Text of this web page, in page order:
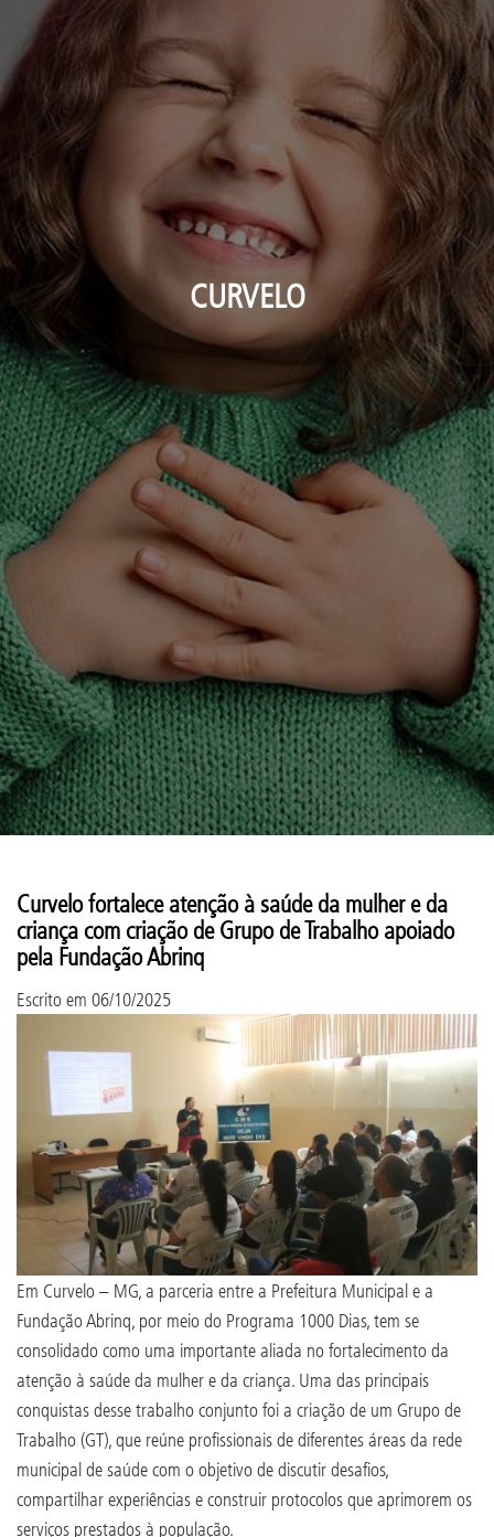
CURVELO
Curvelo fortalece atenção à saúde da mulher e da
criança com criação de Grupo de Trabalho apoiado
pela Fundação Abrinq
Escrito em 06/10/2025
Em Curvelo – MG, a parceria entre a Prefeitura Municipal e a
Fundação Abrinq, por meio do Programa 1000 Dias, tem se
consolidado como uma importante aliada no fortalecimento da
atenção à saúde da mulher e da criança. Uma das principais
conquistas desse trabalho conjunto foi a criação de um Grupo de
Trabalho (GT), que reúne profissionais de diferentes áreas da rede
municipal de saúde com o objetivo de discutir desafios,
compartilhar experiências e construir protocolos que aprimorem os
serviços prestados à população.